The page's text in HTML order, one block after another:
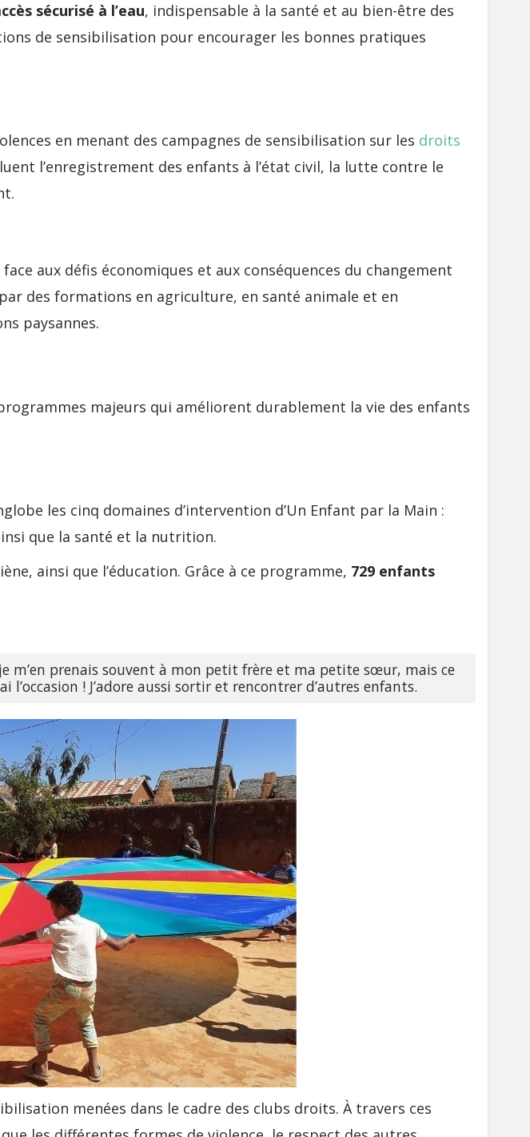
sécurisé à l’eau, indispensable à la santé et au bien-être des
de sensibilisation pour encourager les bonnes pratiques
en menant des campagnes de sensibilisation sur les droits
l’enregistrement des enfants à l’état civil, la lutte contre le
aux défis économiques et aux conséquences du changement
des formations en agriculture, en santé animale et en
paysannes.
majeurs qui améliorent durablement la vie des enfants
les cinq domaines d’intervention d’Un Enfant par la Main :
que la santé et la nutrition.
ainsi que l’éducation. Grâce à ce programme, 729 enfants
m’en prenais souvent à mon petit frère et ma petite sœur, mais ce
! J’adore aussi sortir et rencontrer d’autres enfants.
menées dans le cadre des clubs droits. À travers ces